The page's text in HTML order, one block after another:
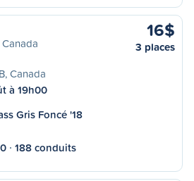
Canada
à 19h00
16$
3 places
Gris Foncé '18
188 conduits